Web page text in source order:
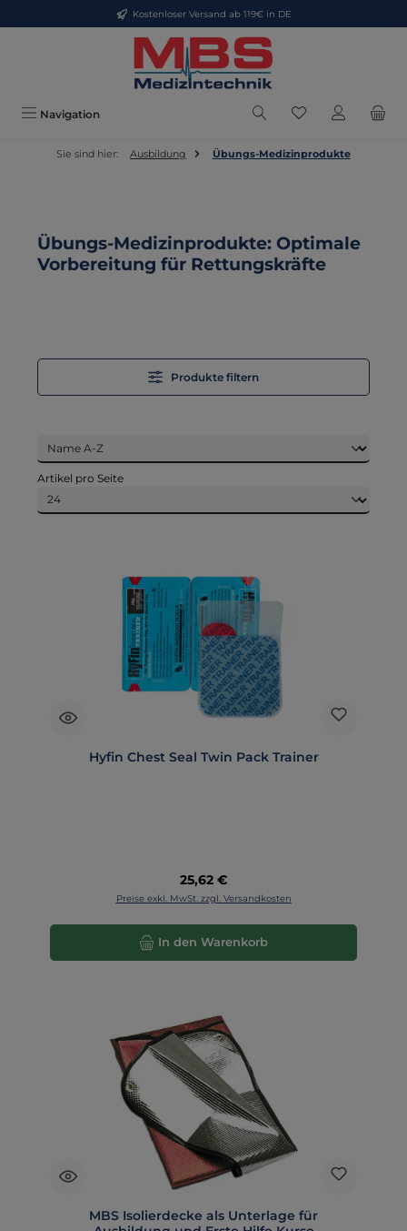
Zum Hauptinhalt springenKostenloser Versand ab 119€ in DE
Navigation Du hast 0
Sie sind hier: Ausbildung Übungs-Medizinprodukte
Übungs-Medizinprodukte: Optimale
Vorbereitung für Rettungskräfte
Produkte filtern
Artikel pro Seite
Hyfin Chest Seal Twin Pack Trainer
Regulärer Preis:
25,62 €
Preise exkl. MwSt. zzgl. Versandkosten
In den Warenkorb
MBS Isolierdecke als Unterlage für